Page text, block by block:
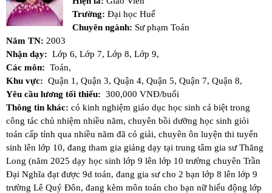
Trường: Đại học Huế
Chuyên ngành: Sư phạm Toán
Năm TN: 2003
Nhận dạy: Lớp 6, Lớp 7, Lớp 8, Lớp 9,
Các môn: Toán,
Khu vực: Quận 1, Quận 3, Quận 4, Quận 5, Quận 7, Quận 8,
Yêu cầu lương tối thiểu: 300,000 VNĐ/buổi
Thông tin khác: có kinh nghiệm giáo dục học sinh cá biệt trong
công tác chủ nhiệm nhiều năm, chuyên bồi dưỡng học sinh giỏi
toán cấp tỉnh qua nhiều năm đã có giải, chuyên ôn luyện thi tuyển
sinh lên lớp 10, đang tham gia giảng dạy tại trung tâm gia sư Thăng
Long (năm 2025 dạy học sinh lớp 9 lên lớp 10 trường chuyên Trần
Đại Nghĩa đạt được 9d toán, đang gia sư cho 2 bạn lớp 8 lên lớp 9
trường Lê Quý Đôn, đang kèm môn toán cho bạn nữ hiếu động lớp